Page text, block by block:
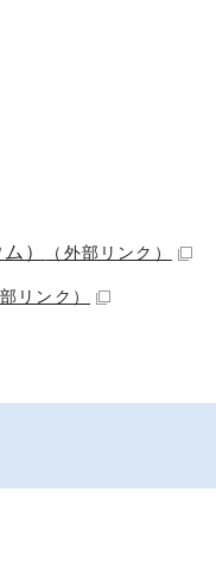
） （外部リンク）
部リンク）